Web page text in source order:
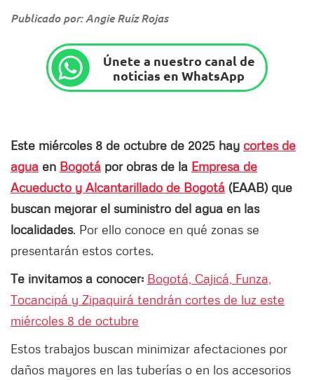
Publicado por: Angie Ruíz Rojas
Únete a nuestro canal de
noticias en WhatsApp
Este miércoles 8 de octubre de 2025 hay cortes de
agua en Bogotá por obras de la Empresa de
Acueducto y Alcantarillado de Bogotá (EAAB) que
buscan mejorar el suministro del agua en las
localidades. Por ello conoce en qué zonas se
presentarán estos cortes.
Te invitamos a conocer: Bogotá, Cajicá, Funza,
Tocancipá y Zipaquirá tendrán cortes de luz este
miércoles 8 de octubre
Estos trabajos buscan minimizar afectaciones por
daños mayores en las tuberías o en los accesorios